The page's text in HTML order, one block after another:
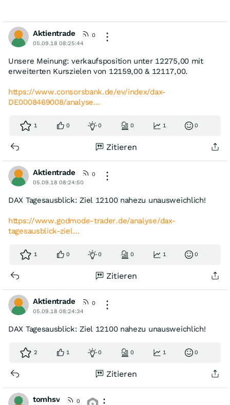
Aktientrade
0
05.09.18 08:25:44
Unsere Meinung: verkaufsposition unter 12275,00 mit
erweiterten Kurszielen von 12159,00 & 12117,00.
https://www.consorsbank.de/ev/index/dax-
DE0008469008/analyse…
1 0 0 0 1 0
Zitieren
Aktientrade
0
05.09.18 08:24:50
DAX Tagesausblick: Ziel 12100 nahezu unausweichlich!
https://www.godmode-trader.de/analyse/dax-
tagesausblick-ziel…
1 0 0 0 1 0
Zitieren
Aktientrade
0
05.09.18 08:24:34
DAX Tagesausblick: Ziel 12100 nahezu unausweichlich!
2 1 0 0 1 0
Zitieren
tomhsv
0